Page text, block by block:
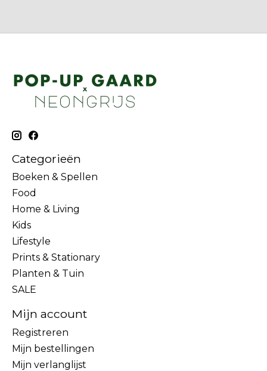
Categorieën
Boeken & Spellen
Food
Home & Living
Kids
Lifestyle
Prints & Stationary
Planten & Tuin
SALE
Mijn account
Registreren
Mijn bestellingen
Mijn verlanglijst